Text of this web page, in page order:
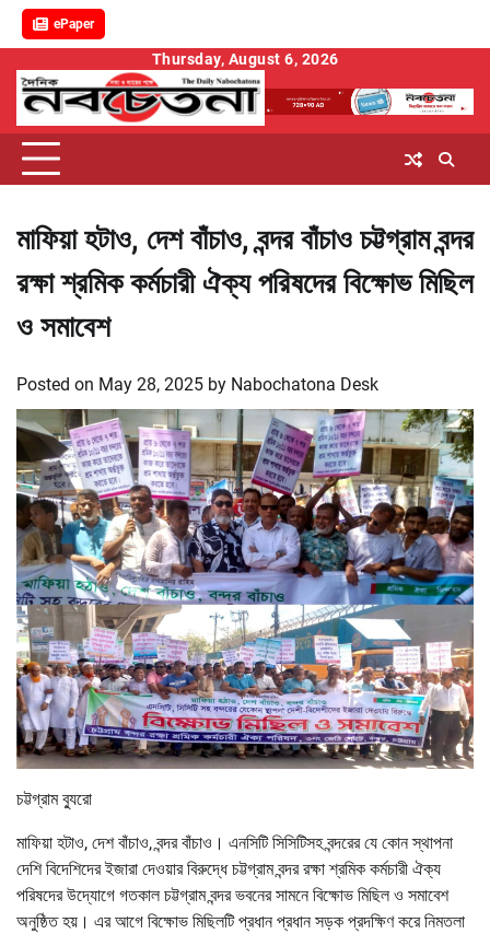
ePaper
content
Thursday, August 6, 2026
মাফিয়া হটাও, দেশ বাঁচাও, বন্দর বাঁচাও চট্টগ্রাম বন্দর
রক্ষা শ্রমিক কর্মচারী ঐক্য পরিষদের বিক্ষোভ মিছিল
ও সমাবেশ
Posted on May 28, 2025 by Nabochatona Desk
চট্টগ্রাম ব্যুরো
মাফিয়া হটাও, দেশ বাঁচাও, বন্দর বাঁচাও। এনসিটি সিসিটিসহ বন্দরের যে কোন স্থাপনা
দেশি বিদেশিদের ইজারা দেওয়ার বিরুদ্ধে চট্টগ্রাম বন্দর রক্ষা শ্রমিক কর্মচারী ঐক্য
পরিষদের উদ্যোগে গতকাল চট্টগ্রাম বন্দর ভবনের সামনে বিক্ষোভ মিছিল ও সমাবেশ
অনুষ্ঠিত হয়। এর আগে বিক্ষোভ মিছিলটি প্রধান প্রধান সড়ক প্রদক্ষিণ করে নিমতলা